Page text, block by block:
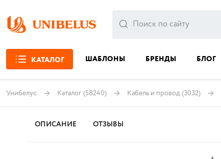
КАТАЛОГ ШАБЛОНЫ БРЕНДЫ БЛОГ
Унибелус Каталог (58240) Кабель и провод (3032)
ОПИСАНИЕ ОТЗЫВЫ